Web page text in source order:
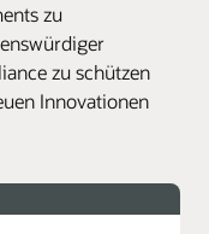
zu
zu schützen
Innovationen